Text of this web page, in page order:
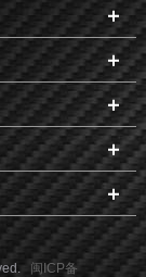
闽ICP备